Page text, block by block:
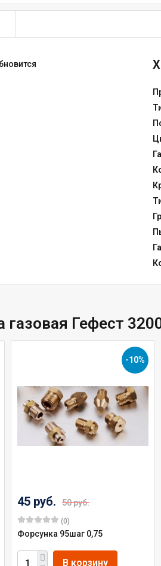
Гефест
-10%
45 руб. 50 руб.
(0)
Форсунка 95шаг 0,75
В корзину